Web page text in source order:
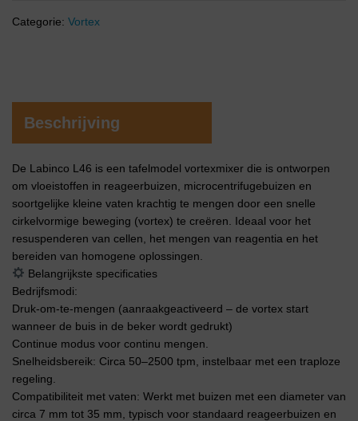
Categorie: Vortex
Beschrijving
De Labinco L46 is een tafelmodel vortexmixer die is ontworpen
om vloeistoffen in reageerbuizen, microcentrifugebuizen en
soortgelijke kleine vaten krachtig te mengen door een snelle
cirkelvormige beweging (vortex) te creëren. Ideaal voor het
resuspenderen van cellen, het mengen van reagentia en het
bereiden van homogene oplossingen.
Belangrijkste specificaties
Bedrijfsmodi:
Druk-om-te-mengen (aanraakgeactiveerd – de vortex start
wanneer de buis in de beker wordt gedrukt)
Continue modus voor continu mengen.
Snelheidsbereik: Circa 50–2500 tpm, instelbaar met een traploze
regeling.
Compatibiliteit met vaten: Werkt met buizen met een diameter van
circa 7 mm tot 35 mm, typisch voor standaard reageerbuizen en